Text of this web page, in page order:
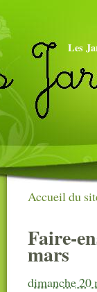
Les
Accueil du
Faire-
mars
dimanche 20